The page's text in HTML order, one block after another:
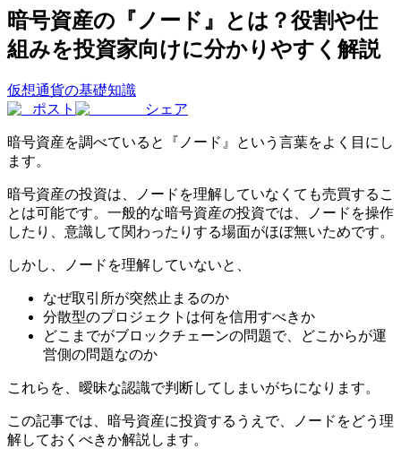
暗号資産の『ノード』とは？役割や仕
組みを投資家向けに分かりやすく解説
仮想通貨の基礎知識
ポスト
シェア
暗号資産を調べていると『ノード』という言葉をよく目にし
ます。
暗号資産の投資は、ノードを理解していなくても売買するこ
とは可能です。一般的な暗号資産の投資では、ノードを操作
したり、意識して関わったりする場面がほぼ無いためです。
しかし、ノードを理解していないと、
なぜ取引所が突然止まるのか
分散型のプロジェクトは何を信用すべきか
どこまでがブロックチェーンの問題で、どこからが運
営側の問題なのか
これらを、曖昧な認識で判断してしまいがちになります。
この記事では、暗号資産に投資するうえで、ノードをどう理
解しておくべきか解説します。